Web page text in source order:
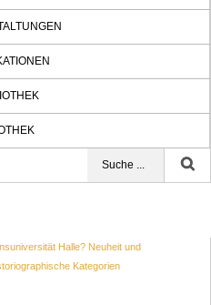
Halle? Neuheit und
Kategorien